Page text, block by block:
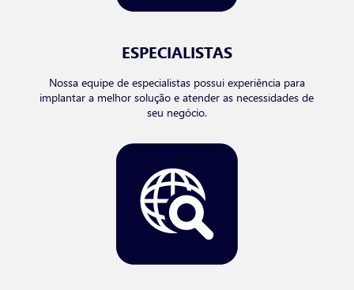
ESPECIALISTAS
Nossa equipe de especialistas possui experiência para
implantar a melhor solução e atender as necessidades de
seu negócio.